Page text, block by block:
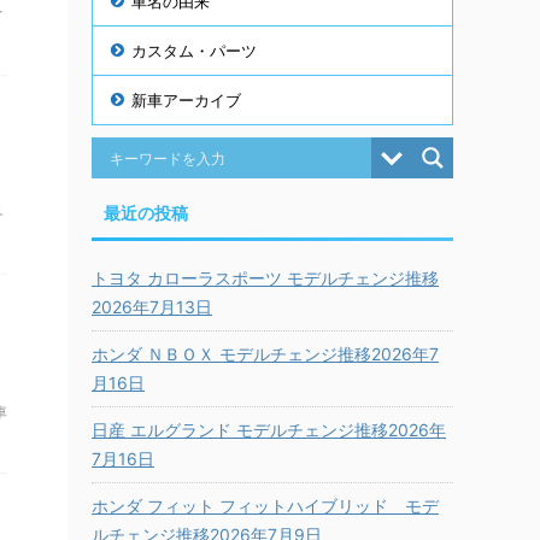
カスタム・パーツ
新車アーカイブ
最近の投稿
トヨタ カローラスポーツ モデルチェンジ推移
2026年7月13日
ホンダ ＮＢＯＸ モデルチェンジ推移2026年7
月16日
日産 エルグランド モデルチェンジ推移2026年
7月16日
ホンダ フィット フィットハイブリッド モデ
ルチェンジ推移2026年7月9日